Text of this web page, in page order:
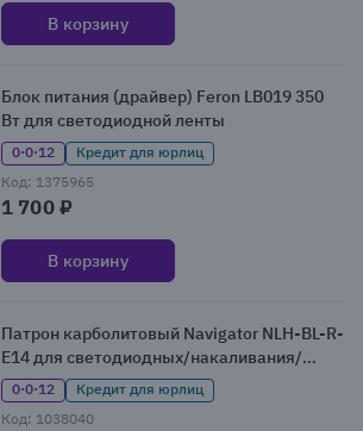
В корзину
Блок питания (драйвер) Feron LB019 350
Вт для светодиодной ленты
0·0·12
Кредит для юрлиц
Код: 1375965
1 700 ₽
В корзину
Патрон карболитовый Navigator NLH-BL-R-
E14 для светодиодных/накаливания/
энергосберегающих ламп
0·0·12
Кредит для юрлиц
Код: 1038040